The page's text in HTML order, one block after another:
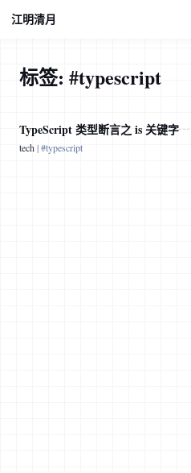
江明清月
标签: #typescript
TypeScript 类型断言之 is 关键字
tech|#typescript